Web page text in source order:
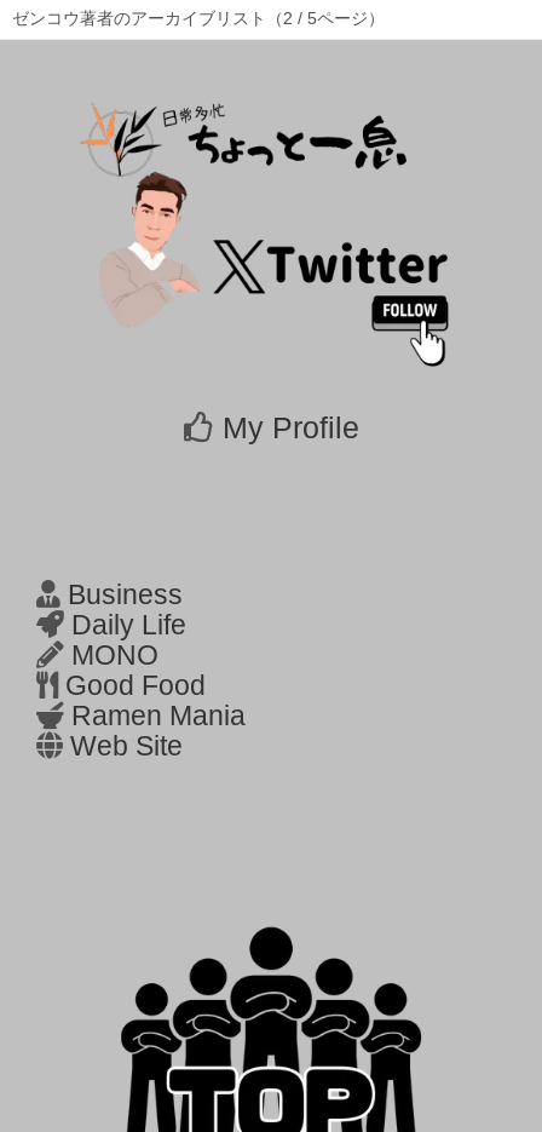
ゼンコウ著者のアーカイブリスト（2 / 5ページ）
My Profile
Business
Daily Life
MONO
Good Food
Ramen Mania
Web Site